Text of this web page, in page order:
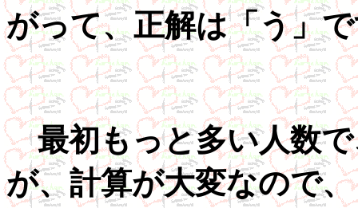
がって、正解は「う」
最初もっと多い人数で
が、計算が大変なので